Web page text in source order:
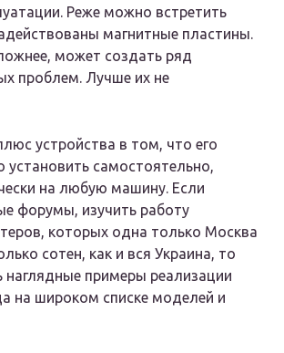
Реже можно встретить
магнитные пластины.
может создать ряд
проблем. Лучше их не
устройства в том, что его
установить самостоятельно,
на любую машину. Если
форумы, изучить работу
которых одна только Москва
сотен, как и вся Украина, то
примеры реализации
на широком списке моделей и